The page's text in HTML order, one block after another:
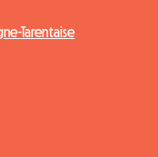
Tarentaise